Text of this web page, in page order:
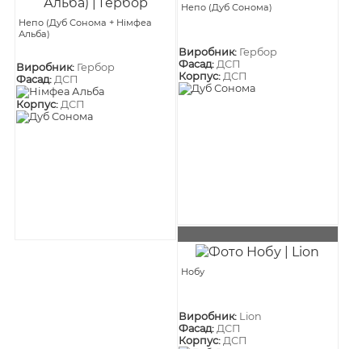
Непо (Дуб Сонома + Німфеа
Альба)
Виробник: Гербор
Фасад: ДСП
Корпус: ДСП
Непо (Дуб Сонома)
Виробник: Гербор
Фасад: ДСП
Корпус: ДСП
Нобу
Виробник: Lion
Фасад: ДСП
Корпус: ДСП